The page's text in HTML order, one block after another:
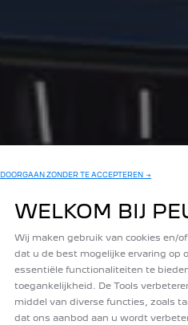
DOORGAAN ZONDER TE ACCEPTEREN →
WELKOM BIJ
Wij maken gebruik van cookies en/
dat u de best mogelijke ervaring op
essentiële functionaliteiten te
toegankelijkheid. De Tools
middel van diverse functies, zoals
dat ons aanbod aan u wordt